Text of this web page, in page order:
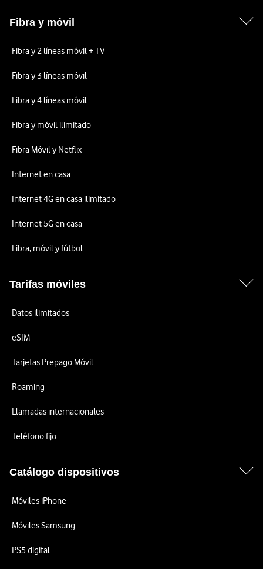
Fibra y móvil
Fibra y 2 líneas móvil + TV
Fibra y 3 líneas móvil
Fibra y 4 líneas móvil
Fibra y móvil ilimitado
Fibra Móvil y Netflix
Internet en casa
Internet 4G en casa ilimitado
Internet 5G en casa
Fibra, móvil y fútbol
Tarifas móviles
Datos ilimitados
eSIM
Tarjetas Prepago Móvil
Roaming
Llamadas internacionales
Teléfono fijo
Catálogo dispositivos
Móviles iPhone
Móviles Samsung
PS5 digital